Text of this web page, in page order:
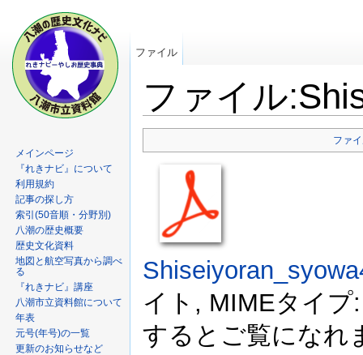
ファイル
ファ
イト, MIMEタイプ
するとご覧になれ
ファイル
メインページ
『れきナビ』について
利用規約
記事の探し方
索引(50音順・分野別)
八潮の歴史概要
歴史文化資料
地図と航空写真から調べ
る
『れきナビ』講座
八潮市立資料館について
年表
元号(年号)の一覧
更新のお知らせなど